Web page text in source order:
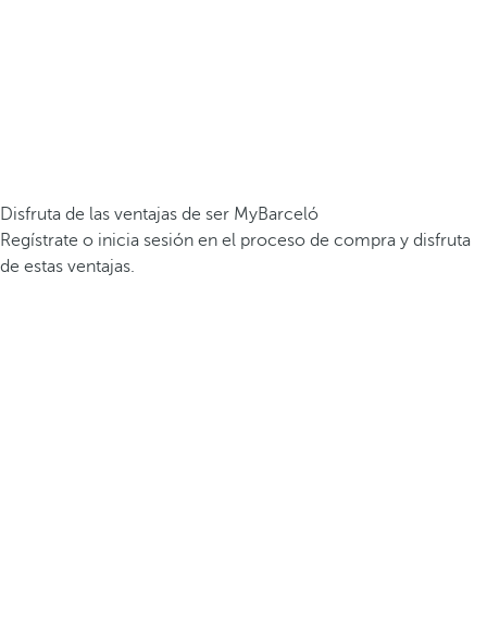
Disfruta de las ventajas de ser MyBarceló
Regístrate o inicia sesión en el proceso de compra y disfruta
de estas ventajas.